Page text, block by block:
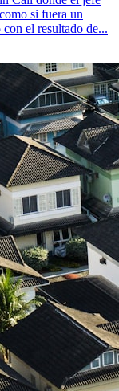
si fuera un
el resultado de...